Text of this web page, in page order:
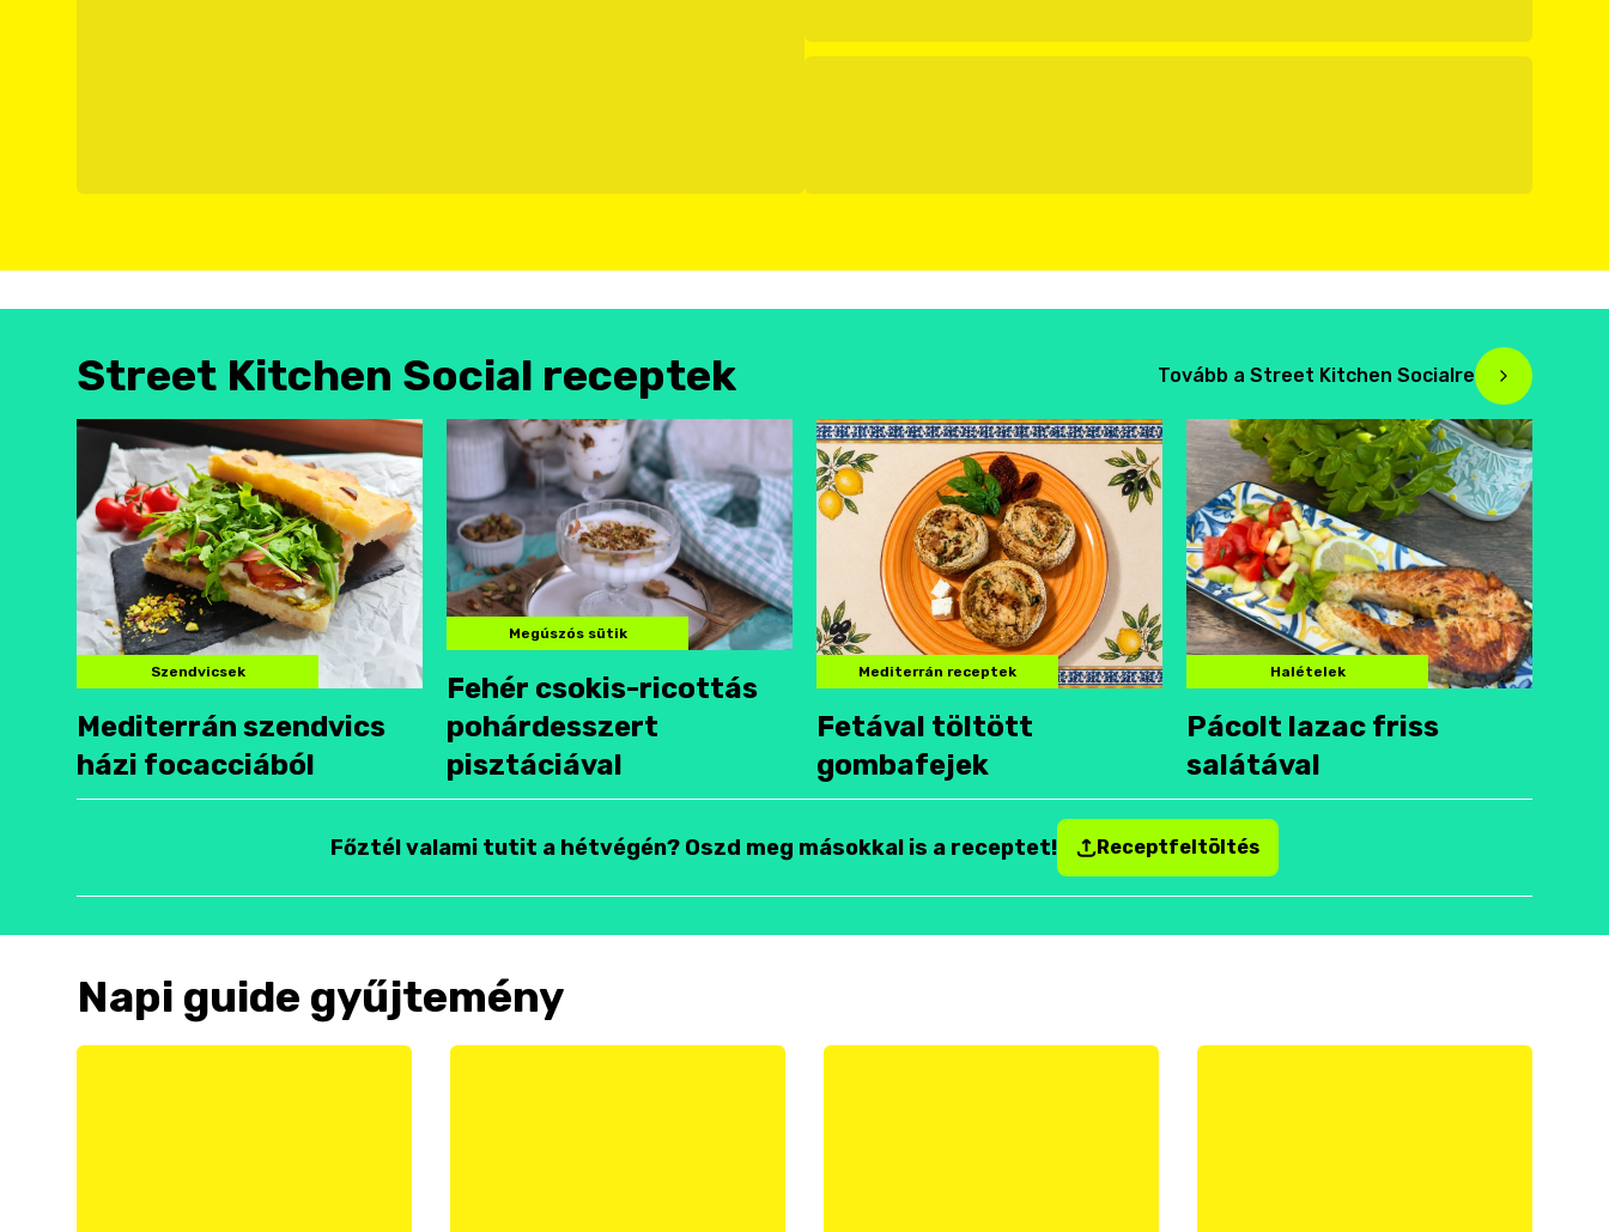
Street Kitchen Social receptek Tovább a Street Kitchen Socialre
Szendvicsek
Mediterrán szendvics
házi focacciából
Megúszós sütik
Fehér csokis-ricottás
pohárdesszert
pisztáciával
Mediterrán receptek
Fetával töltött
gombafejek
Halételek
Pácolt lazac friss
salátával
Főztél valami tutit a hétvégén? Oszd meg másokkal is a receptet! Receptfeltöltés
Napi guide gyűjtemény